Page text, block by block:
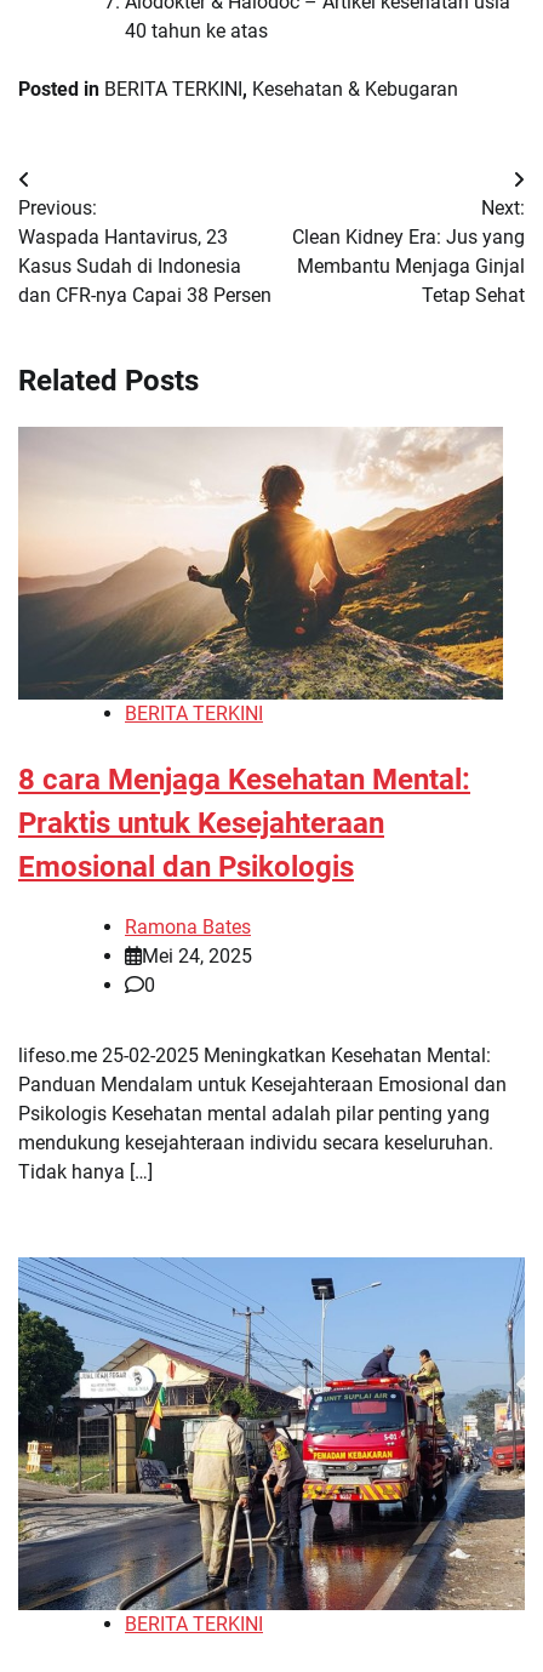
40 tahun ke atas
Posted in BERITA TERKINI, Kesehatan & Kebugaran
Navigasi
pos
Previous:
Waspada Hantavirus, 23
Kasus Sudah di Indonesia
dan CFR-nya Capai 38 Persen
Next:
Clean Kidney Era: Jus yang
Membantu Menjaga Ginjal
Tetap Sehat
Related Posts
BERITA TERKINI
8 cara Menjaga Kesehatan Mental:
Praktis untuk Kesejahteraan
Emosional dan Psikologis
Ramona Bates
Mei 24, 2025
0
lifeso.me 25-02-2025 Meningkatkan Kesehatan Mental:
Panduan Mendalam untuk Kesejahteraan Emosional dan
Psikologis Kesehatan mental adalah pilar penting yang
mendukung kesejahteraan individu secara keseluruhan.
Tidak hanya […]
BERITA TERKINI